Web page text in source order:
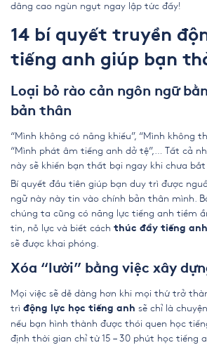
dâng cao ngùn ngụt ngay lập tức đấy!
14 bí quyết truyền
tiếng anh giúp bạn
Loại bỏ rào cản ngôn ngữ
bản thân
“Mình không có năng khiếu”, “Mình không
“Mình phát âm tiếng anh dở tệ”,… Tất cả
này sẽ khiến bạn thất bại ngay khi chưa
Bí quyết đầu tiên giúp bạn duy trì được
ngữ này này tin vào chính bản thân mình.
chúng ta cũng có năng lực tiếng anh tiềm
tin, nỗ lực và biết cách thúc đẩy tiếng anh
sẽ được khai phóng.
Xóa “lười” bằng việc xây
Mọi việc sẽ dễ dàng hơn khi mọi thứ trở
trì động lực học tiếng anh sẽ chỉ là
nếu bạn hình thành được thói quen học
định thời gian chỉ từ 15 – 30 phút học tiếng